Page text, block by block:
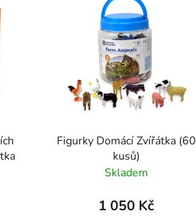
Figurky Domácí Zvířátka (60
kusů)
Skladem
1 050 Kč